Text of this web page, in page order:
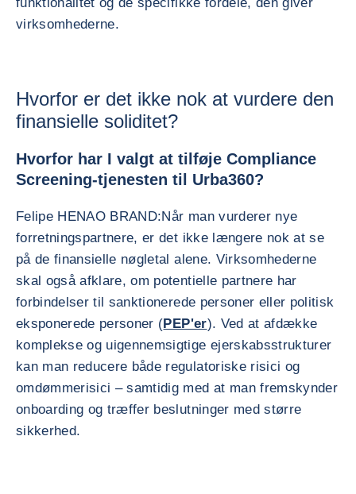
virksomhederne.
Hvorfor er det ikke nok at vurdere den
finansielle soliditet?
Hvorfor har I valgt at tilføje Compliance
Screening-tjenesten til Urba360?
Felipe HENAO BRAND:Når man vurderer nye
forretningspartnere, er det ikke længere nok at se
på de finansielle nøgletal alene. Virksomhederne
skal også afklare, om potentielle partnere har
forbindelser til sanktionerede personer eller politisk
eksponerede personer (PEP'er). Ved at afdække
komplekse og uigennemsigtige ejerskabsstrukturer
kan man reducere både regulatoriske risici og
omdømmerisici – samtidig med at man fremskynder
onboarding og træffer beslutninger med større
sikkerhed.